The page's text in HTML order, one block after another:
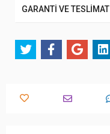
GARANTİ VE TESLİMAT